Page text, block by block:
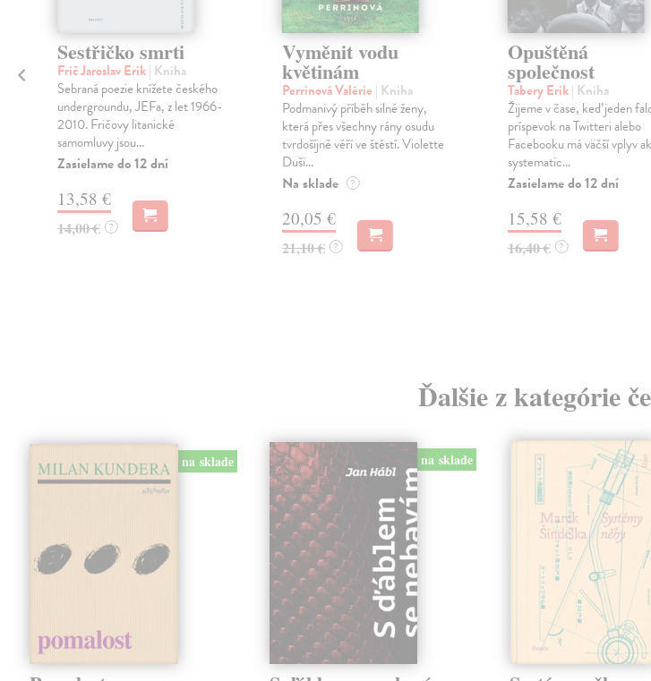
Sestřičko smrti
Frič Jaroslav Erik| Kniha
Sebraná poezie knížete českého
undergroundu, JEFa, z let 1966-
2010. Fričovy litanické
samomluvy jsou...
Zasielame do 12 dní
13,58 €
14,00 € ?
Vyměnit vodu
květinám
Perrinová Valérie | Kniha
Podmanivý příběh silné ženy,
která přes všechny rány osudu
tvrdošíjně věří ve štěstí. Violette
Duši...
Na sklade ?
20,05 €
21,10 € ?
Opuštěná
společnost
Tabery Erik| Kniha
Žijeme v čase, keď jeden
príspevok na Twitteri alebo
Facebooku má väčší vplyv
systematic...
Zasielame do 12 dní
15,58 €
16,40 € ?
Ďalšie z kategórie
na sklade na sklade